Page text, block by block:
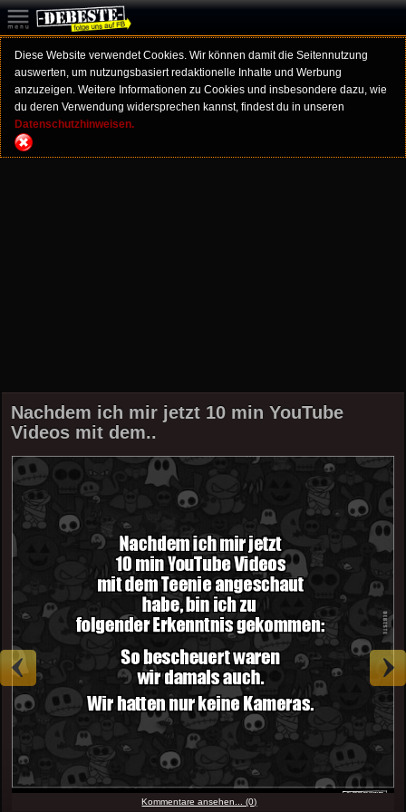
Diese Website verwendet Cookies. Wir können damit die Seitennutzung
auswerten, um nutzungsbasiert redaktionelle Inhalte und Werbung
anzuzeigen. Weitere Informationen zu Cookies und insbesondere dazu, wie
du deren Verwendung widersprechen kannst, findest du in unseren
Datenschutzhinweisen.
Nachdem ich mir jetzt 10 min YouTube
Videos mit dem..
Kommentare ansehen... (0)